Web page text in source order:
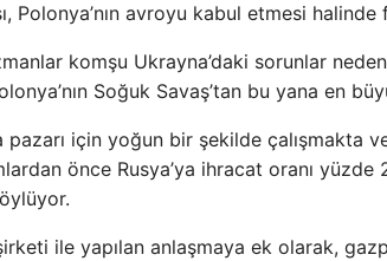
Polonya’nın avroyu kabul etmesi
komşu Ukrayna’daki sorunlar
Soğuk Savaş’tan bu yana en
pazarı için yoğun bir şekilde çalışmakta
önce Rusya’ya ihracat oranı
ile yapılan anlaşmaya ek olarak,